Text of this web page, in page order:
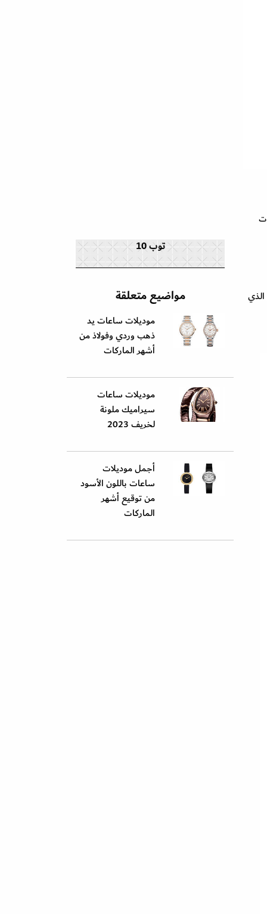
الذي
توب 10
مواضيع متعلقة
موديلات ساعات يد
ذهب وردي وفولاذ من
أشهر الماركات
موديلات ساعات
سيراميك ملونة
لخريف 2023
أجمل موديلات
ساعات باللون الأسود
من توقيع أشهر
الماركات